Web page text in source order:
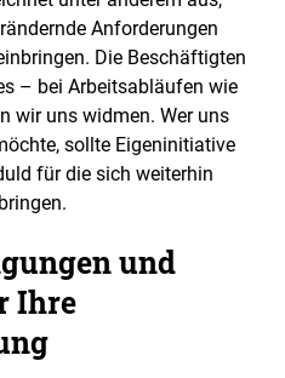
f
f
n
Anforderungen
Die Beschäftigten
– bei Arbeitsabläufen wie
wir uns widmen. Wer uns
sollte Eigeninitiative
für die sich weiterhin
und
Ihre